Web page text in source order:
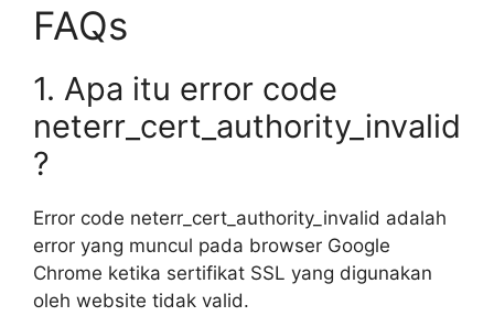
FAQs
1. Apa itu error code
neterr_cert_authority_invalid
?
Error code neterr_cert_authority_invalid adalah
error yang muncul pada browser Google
Chrome ketika sertifikat SSL yang digunakan
oleh website tidak valid.